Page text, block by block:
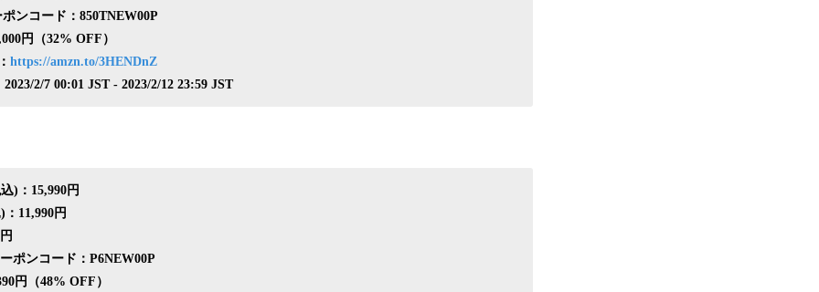
ンコード：850TNEW00P
円（32% OFF）
https://amzn.to/3HENDnZ
2/7 00:01 JST - 2023/2/12 23:59 JST
)：15,990円
11,990円
ポンコード：P6NEW00P
円（48% OFF）